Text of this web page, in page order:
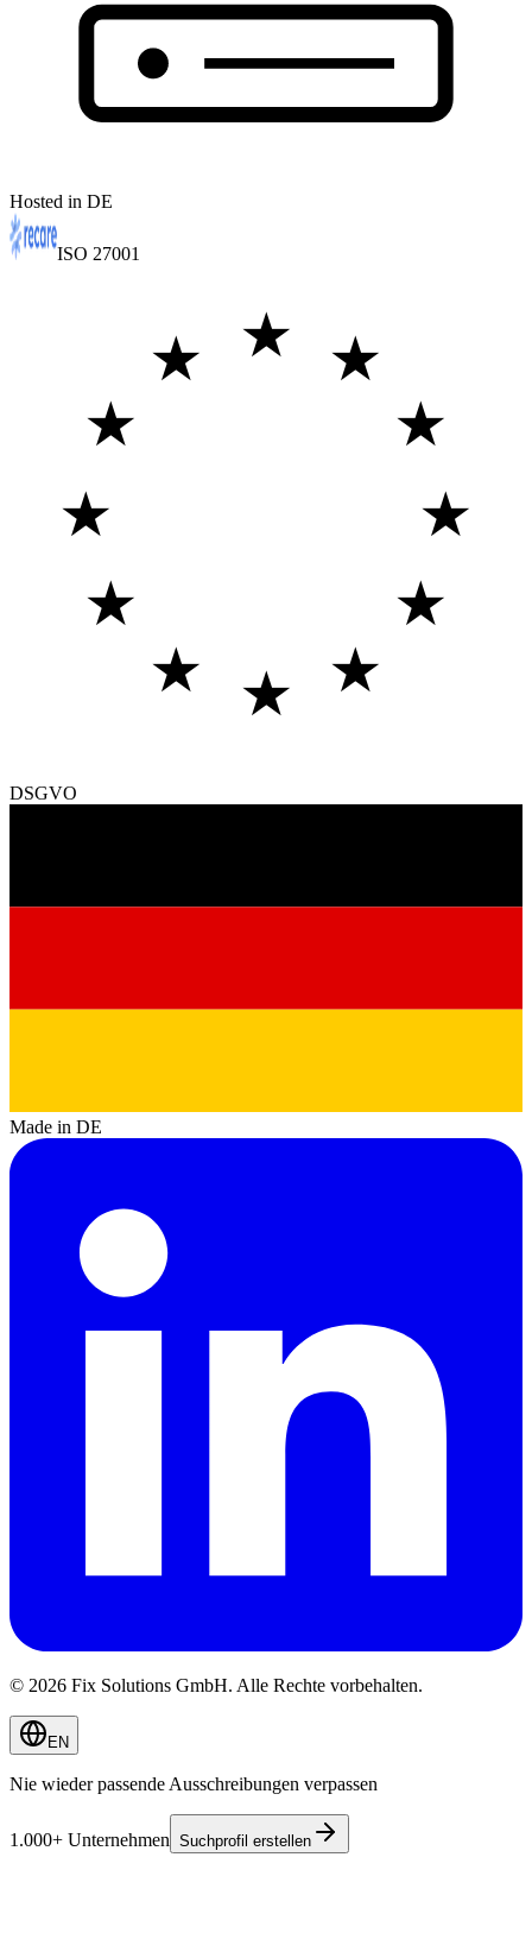
Hosted in DE
ISO 27001
★ ★
★
★
★
★
★
★
★
★
★
★
DSGVO
Made in DE
© 2026 Fix Solutions GmbH. Alle Rechte vorbehalten.
EN
Nie wieder passende Ausschreibungen verpassen
1.000+ Unternehmen Suchprofil erstellen